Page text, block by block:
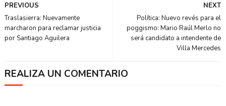
NEXT
Política: Nuevo revés para el
poggismo: Mario Raúl Merlo no
será candidato a intendente de
Villa Mercedes
PREVIOUS
Traslasierra: Nuevamente
marcharon para reclamar justicia
por Santiago Aguilera
REALIZA UN COMENTARIO